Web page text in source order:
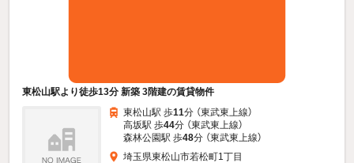
東松山駅より徒歩13分 新築 3階建の賃貸物件
東松山駅 歩11分 （東武東上線）
高坂駅 歩44分 （東武東上線）
森林公園駅 歩48分 （東武東上線）
埼玉県東松山市若松町1丁目